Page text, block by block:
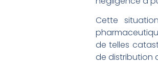
Cette
de telles
de distribution